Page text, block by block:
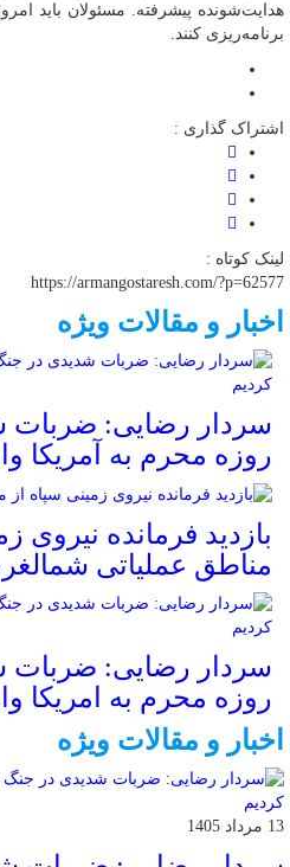
هدایت‌شونده پیشرفته. مسئولان باید
برنامه‌ریزی کنند.
اشتراک گذاری :
لینک کوتاه :
https://armangostaresh.com/?p=62577
اخبار و مقالات ویژه
روزه محرم به آمریکا
بازدید فرمانده نیروی
مناطق عملیاتی
روزه محرم به امریکا
اخبار و مقالات ویژه
13 مرداد 1405